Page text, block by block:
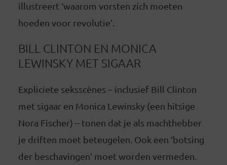
illustreert ‘waarom vorsten zich moeten
hoeden voor revolutie’.
BILL CLINTON EN MONICA
LEWINSKY MET SIGAAR
Expliciete seksscènes – inclusief Bill Clinton
met sigaar en Monica Lewinsky (een hitsige
Nora Fischer) – tonen dat je als machthebber
je driften moet beteugelen. Ook een ‘botsing
der beschavingen’ moet worden vermeden.